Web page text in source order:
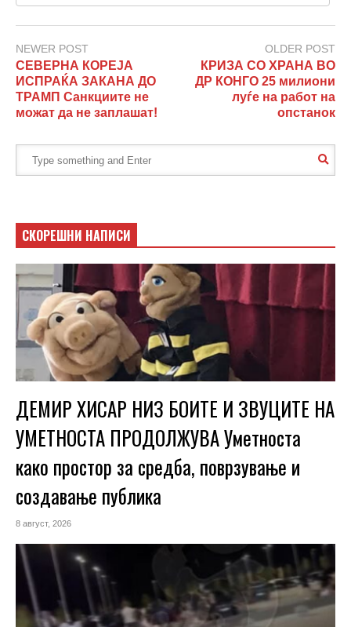
NEWER POST
СЕВЕРНА КОРЕЈА
ИСПРАЌА ЗАКАНА ДО
ТРАМП Санкциите не
можат да не заплашат!
OLDER POST
КРИЗА СО ХРАНА ВО
ДР КОНГО 25 милиони
луѓе на работ на
опстанок
СКОРЕШНИ НАПИСИ
ДЕМИР ХИСАР НИЗ БОИТЕ И ЗВУЦИТЕ НА
УМЕТНОСТА ПРОДОЛЖУВА Уметноста
како простор за средба, поврзување и
создавање публика
8 август, 2026